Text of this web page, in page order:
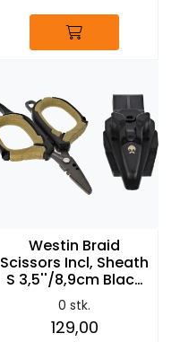
Westin Braid
Scissors Incl, Sheath
S 3,5''/8,9cm Black
Sand
0 stk.
129,00